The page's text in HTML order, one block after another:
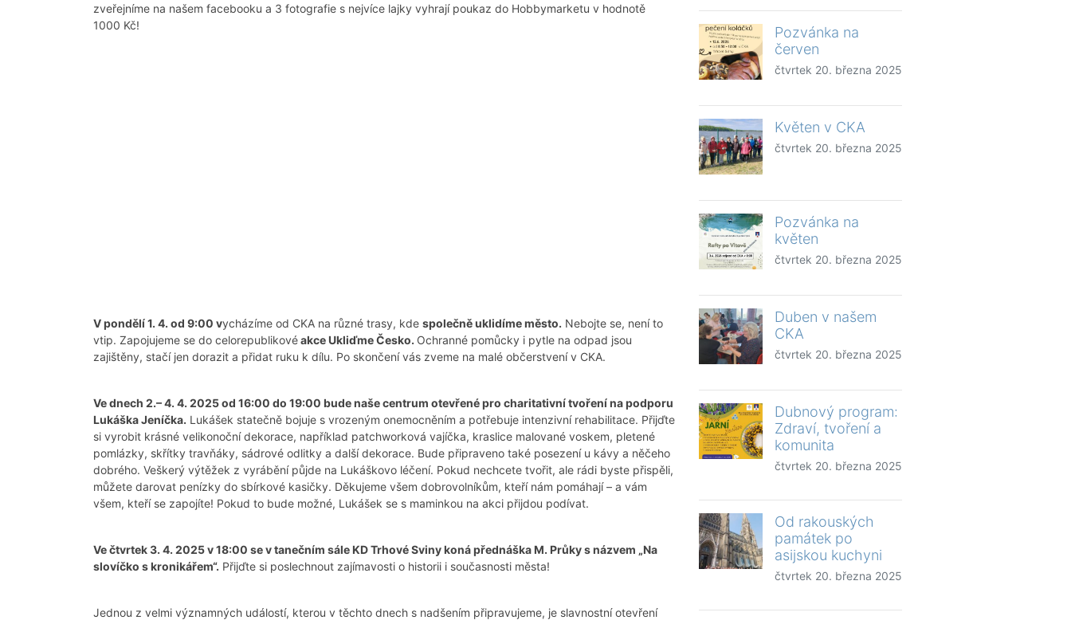
zveřejníme na našem facebooku a 3 fotografie s nejvíce lajky vyhrají poukaz do Hobbymarketu v hodnotě
1000 Kč!
V pondělí 1. 4. od 9:00 vycházíme od CKA na různé trasy, kde společně uklidíme město. Nebojte se, není to
vtip. Zapojujeme se do celorepublikovéakce Ukliďme Česko. Ochranné pomůcky i pytle na odpad jsou
zajištěny, stačí jen dorazit a přidat ruku k dílu. Po skončení vás zveme na malé občerstvení v CKA.
Ve dnech 2.– 4. 4. 2025 od 16:00 do 19:00 bude naše centrum otevřené pro charitativní tvoření na podporu
Lukáška Jeníčka. Lukášek statečně bojuje s vrozeným onemocněním a potřebuje intenzivní rehabilitace. Přijďte
si vyrobit krásné velikonoční dekorace, například patchworková vajíčka, kraslice malované voskem, pletené
pomlázky, skřítky travňáky, sádrové odlitky a další dekorace. Bude připraveno také posezení u kávy a něčeho
dobrého. Veškerý výtěžek z vyrábění půjde na Lukáškovo léčení. Pokud nechcete tvořit, ale rádi byste přispěli,
můžete darovat penízky do sbírkové kasičky. Děkujeme všem dobrovolníkům, kteří nám pomáhají – a vám
všem, kteří se zapojíte! Pokud to bude možné, Lukášek se s maminkou na akci přijdou podívat.
Ve čtvrtek 3. 4. 2025 v 18:00 se v tanečním sále KD Trhové Sviny koná přednáška M. Průky s názvem „Na
slovíčko s kronikářem“. Přijďte si poslechnout zajímavosti o historii i současnosti města!
Jednou z velmi významných událostí, kterou v těchto dnech s nadšením připravujeme, je slavnostní otevření
Pozvánka na
červen
čtvrtek 20. března 2025
Květen v CKA
čtvrtek 20. března 2025
Pozvánka na
květen
čtvrtek 20. března 2025
Duben v našem
CKA
čtvrtek 20. března 2025
Dubnový program:
Zdraví, tvoření a
komunita
čtvrtek 20. března 2025
Od rakouských
památek po
asijskou kuchyni
čtvrtek 20. března 2025